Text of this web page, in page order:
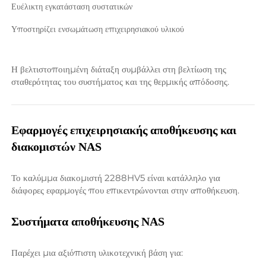
Ευέλικτη εγκατάσταση συστατικών
Υποστηρίζει ενσωμάτωση επιχειρησιακού υλικού
Η βελτιστοποιημένη διάταξη συμβάλλει στη βελτίωση της
σταθερότητας του συστήματος και της θερμικής απόδοσης.
Εφαρμογές επιχειρησιακής αποθήκευσης και
διακομιστών NAS
Το καλύμμα διακομιστή 2288HV5 είναι κατάλληλο για
διάφορες εφαρμογές που επικεντρώνονται στην αποθήκευση.
Συστήματα αποθήκευσης NAS
Παρέχει μια αξιόπιστη υλικοτεχνική βάση για: